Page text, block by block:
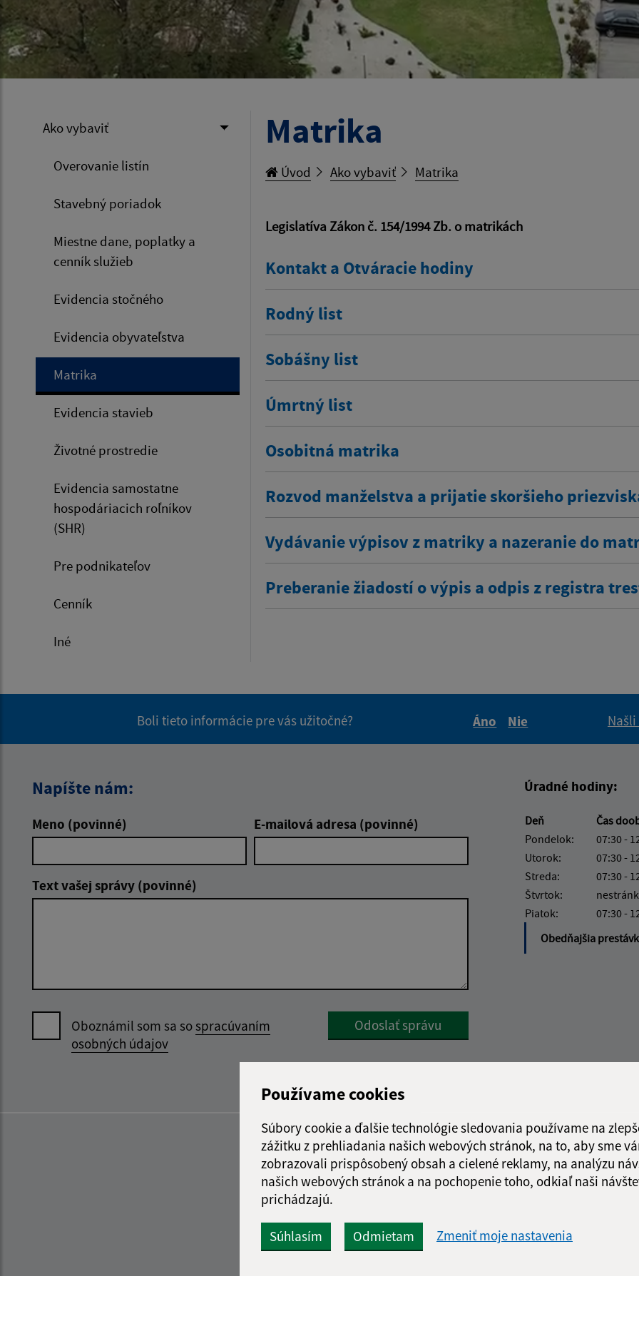
Používame cookies
Súbory cookie a ďalšie technológie sledovania používame na
zážitku z prehliadania našich webových stránok, na to, aby sme
zobrazovali prispôsobený obsah a cielené reklamy, na analýzu
našich webových stránok a na pochopenie toho, odkiaľ naši
prichádzajú.
Súhlasím Odmietam Zmeniť moje nastavenia
Ako vybaviť
Overovanie listín
Stavebný poriadok
Miestne dane, poplatky a
cenník služieb
Evidencia stočného
Evidencia obyvateľstva
Matrika
Evidencia stavieb
Životné prostredie
Evidencia samostatne
hospodáriacich roľníkov
(SHR)
Pre podnikateľov
Cenník
Iné
Matrika
Úvod Ako vybaviť Matrika
Legislatíva Zákon č. 154/1994 Zb. o matrikách
Kontakt a Otváracie hodiny
Rodný list
Sobášny list
Úmrtný list
Osobitná matrika
Rozvod manželstva a prijatie skoršieho
Vydávanie výpisov z matriky a nazeranie do
Preberanie žiadostí o výpis a odpis z registra
Boli tieto informácie pre vás užitočné?
Áno
Nie
Napíšte nám:
Meno (povinné) E-mailová adresa (povinné)
Text vašej správy (povinné)
Oboznámil som sa sospracúvaním
osobných údajov
Google reCaptcha Response
Odoslať správu
Úradné hodiny:
Deň Čas
Pondelok:
07:30 -
Utorok:
07:30 -
Streda:
07:30 -
Štvrtok:
Piatok:
07:30 -
Obedňajšia